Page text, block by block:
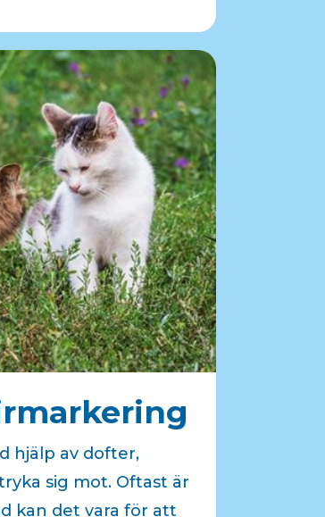
hjälp av dofter,
sig mot. Oftast är
kan det vara för att